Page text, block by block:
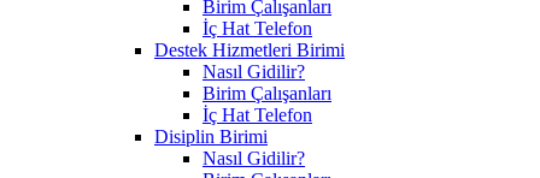
Birim Çalışanları
İç Hat Telefon
Destek Hizmetleri Birimi
Nasıl Gidilir?
Birim Çalışanları
İç Hat Telefon
Disiplin Birimi
Nasıl Gidilir?